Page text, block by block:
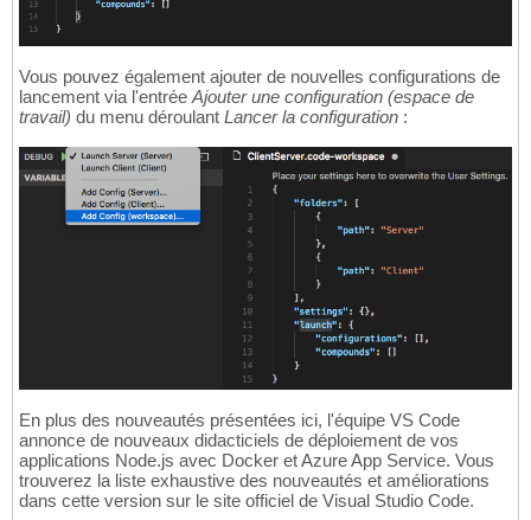
Vous pouvez également ajouter de nouvelles configurations de
lancement via l'entrée Ajouter une configuration (espace de
travail) du menu déroulant Lancer la configuration :
En plus des nouveautés présentées ici, l'équipe VS Code
annonce de nouveaux didacticiels de déploiement de vos
applications Node.js avec Docker et Azure App Service. Vous
trouverez la liste exhaustive des nouveautés et améliorations
dans cette version sur le site officiel de Visual Studio Code.